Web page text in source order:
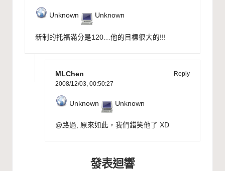
Unknown Unknown
新制的托福滿分是120…他的目標很大的!!!
MLChen
Reply
2008/12/03, 00:50:27
Unknown Unknown
@路過, 原來如此，我們錯笑他了 XD
發表迴響